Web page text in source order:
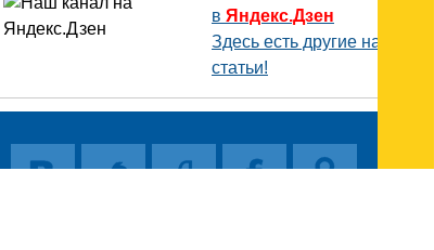
в Яндекс.Дзен
Здесь есть другие наши
статьи!